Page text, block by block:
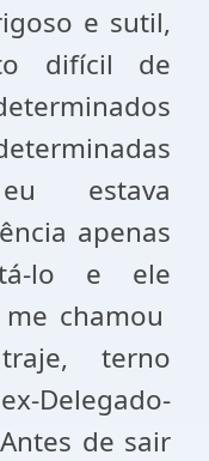
e sutil,
difícil de
estava
apenas
lo e ele
chamou
terno
Delegado-
de sair